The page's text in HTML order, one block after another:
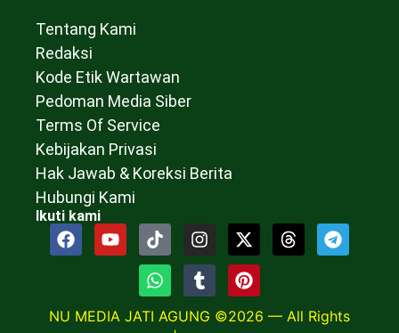
Tentang Kami
Redaksi
Kode Etik Wartawan
Pedoman Media Siber
Terms Of Service
Kebijakan Privasi
Hak Jawab & Koreksi Berita
Hubungi Kami
Ikuti kami
NU MEDIA JATI AGUNG ©2026 — All Rights